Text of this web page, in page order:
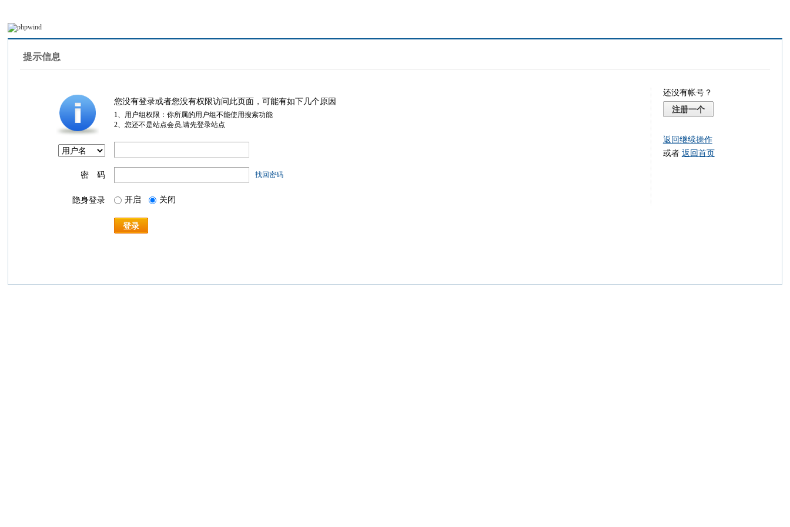
提示信息
您没有登录或者您没有权限访问此页面，可能有如下几个原因
1、用户组权限：你所属的用户组不能使用搜索功能
2、您还不是站点会员,请先登录站点
密 码 找回密码
隐身登录 开启 关闭
登录
还没有帐号？
注册一个
返回继续操作
或者 返回首页